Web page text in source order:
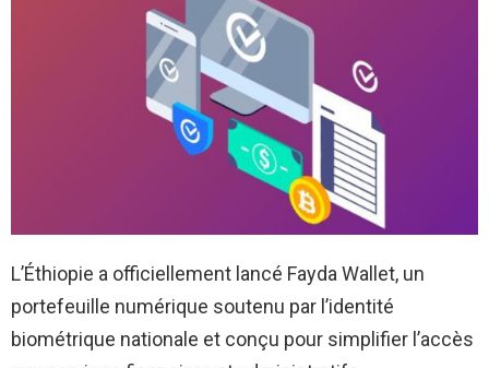
L’Éthiopie a officiellement lancé Fayda Wallet, un
portefeuille numérique soutenu par l’identité
biométrique nationale et conçu pour simplifier l’accès